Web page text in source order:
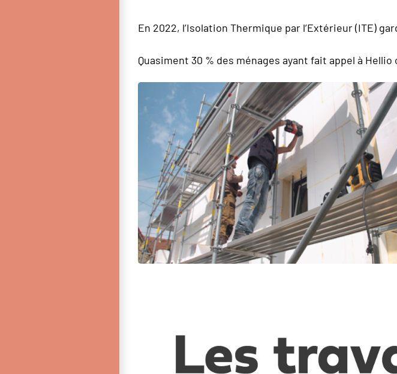
En 2022, l’Isolation Thermique par l’Extérieur (ITE)
Quasiment 30 % des ménages ayant fait appel à